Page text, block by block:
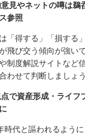
見やネットの噂は鵜
参照
「得する」「損する
飛び交う傾向が強い
制度解説サイトなど
わせて判断しましょう
で資産形成・ライフ
時代と謳われるよう